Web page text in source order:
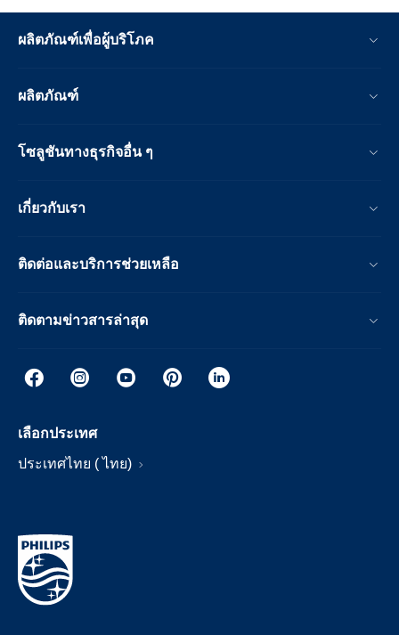
ผลิตภัณฑ์เพื่อผู้บริโภค
ผลิตภัณฑ์
โซลูชันทางธุรกิจอื่น ๆ
เกี่ยวกับเรา
ติดต่อและบริการช่วยเหลือ
ติดตามข่าวสารล่าสุด
เลือกประเทศ
ประเทศไทย ( ไทย)